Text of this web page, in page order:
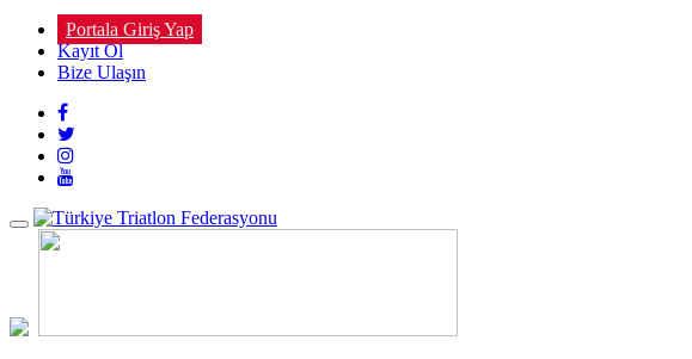
Portala Giriş Yap
Kayıt Ol
Bize Ulaşın
Toggle
navigation